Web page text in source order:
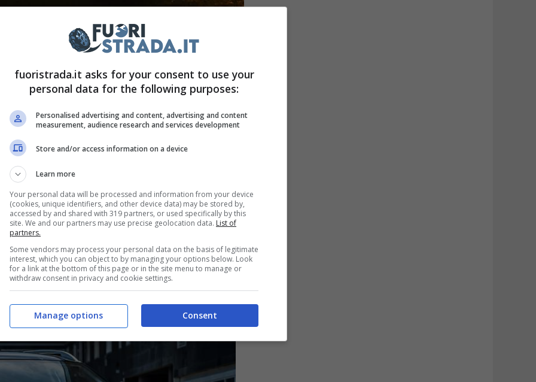
mercato del 50% in Italia ed in Europa, ed
almeno un modello di tale tipologia. A
molto apprezzato. Andiamo a scoprire nei
approfittare per poter acquistare un
mercato
come acquistarlo ad agosto
di dedicare quasi il 100% della produzione
che ha fatto questa scelta è laDR, un
per volontà dell’imprenditoreMassimo Di
fuoristrada.it asks for your consent to use your
personal data for the following purposes:
Personalised advertising and content, advertising and content
measurement, audience research and services development
Store and/or access information on a device
Learn more
Your personal data will be processed and information from your device
(cookies, unique identifiers, and other device data) may be stored by,
accessed by and shared with 319 partners, or used specifically by this
site. We and our partners may use precise geolocation data. List of
partners.
Some vendors may process your personal data on the basis of legitimate
interest, which you can object to by managing your options below. Look
for a link at the bottom of this page or in the site menu to manage or
withdraw consent in privacy and cookie settings.
Consent
Manage options